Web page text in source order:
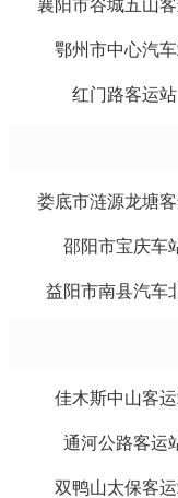
襄阳市谷城五山
鄂州市中心汽
红门路客运站
娄底市涟源龙塘
邵阳市宝庆车
益阳市南县汽车
佳木斯中山客
通河公路客运
双鸭山太保客